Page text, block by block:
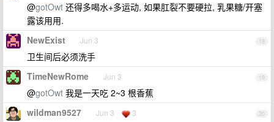
@gotOwt 还得多喝水+多运动, 如果肛裂不要硬拉, 乳果糖/开塞
露该用用.
18
NewExist Jun 3
卫生间后必须洗手
19
TimeNewRome Jun 3
@gotOwt 我是一天吃 2~3 根香蕉
20
wildman9527 Jun 3 3